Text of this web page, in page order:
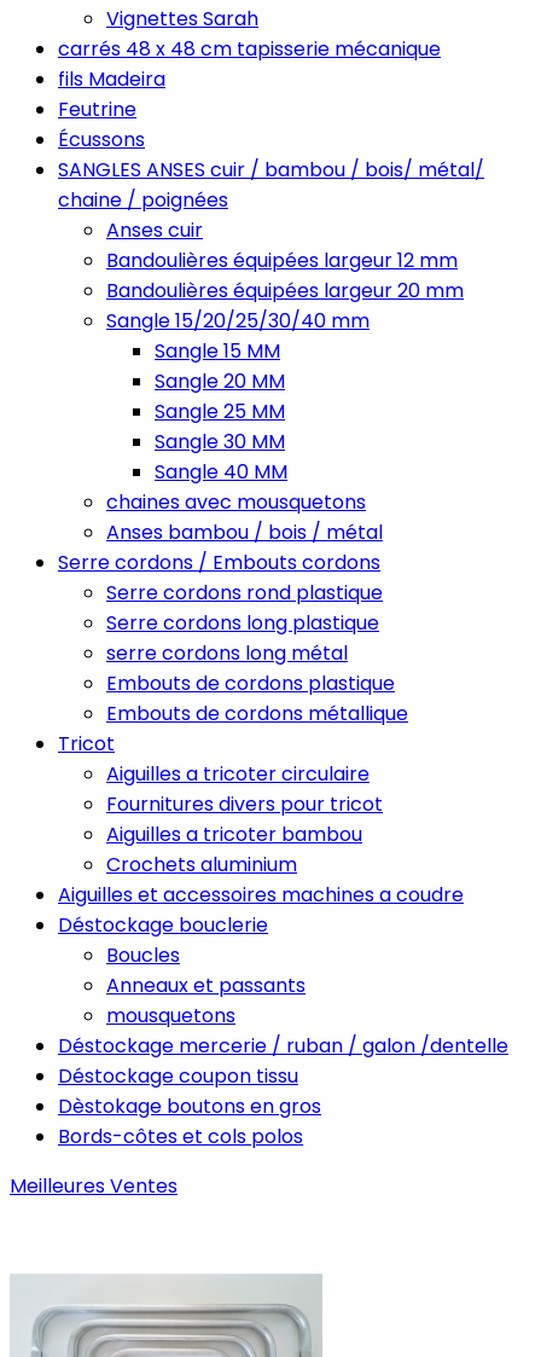
Vignettes Sarah
carrés 48 x 48 cm tapisserie mécanique
fils Madeira
Feutrine
Écussons
SANGLES ANSES cuir / bambou / bois/ métal/
chaine / poignées
Anses cuir
Bandoulières équipées largeur 12 mm
Bandoulières équipées largeur 20 mm
Sangle 15/20/25/30/40 mm
Sangle 15 MM
Sangle 20 MM
Sangle 25 MM
Sangle 30 MM
Sangle 40 MM
chaines avec mousquetons
Anses bambou / bois / métal
Serre cordons / Embouts cordons
Serre cordons rond plastique
Serre cordons long plastique
serre cordons long métal
Embouts de cordons plastique
Embouts de cordons métallique
Tricot
Aiguilles a tricoter circulaire
Fournitures divers pour tricot
Aiguilles a tricoter bambou
Crochets aluminium
Aiguilles et accessoires machines a coudre
Déstockage bouclerie
Boucles
Anneaux et passants
mousquetons
Déstockage mercerie / ruban / galon /dentelle
Déstockage coupon tissu
Dèstokage boutons en gros
Bords-côtes et cols polos
Meilleures Ventes